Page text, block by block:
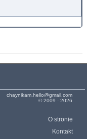
chaynikam.hello@gmail.com
© 2009 - 2026
O stronie
Kontakt